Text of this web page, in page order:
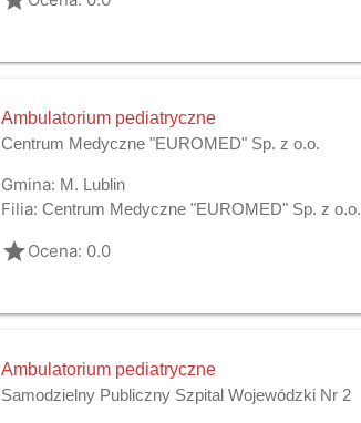
Ambulatorium pediatryczne
Centrum Medyczne "EUROMED" Sp. z o.o.
Gmina: M. Lublin
Filia: Centrum Medyczne "EUROMED" Sp. z o.o.
gradeOcena: 0.0
Ambulatorium pediatryczne
Samodzielny Publiczny Szpital Wojewódzki Nr 2